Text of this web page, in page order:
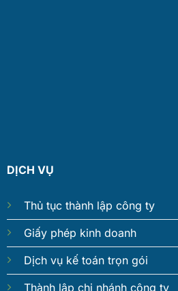
DỊCH VỤ
Thủ tục thành lập công ty
Giấy phép kinh doanh
Dịch vụ kế toán trọn gói
Thành lập chi nhánh công ty